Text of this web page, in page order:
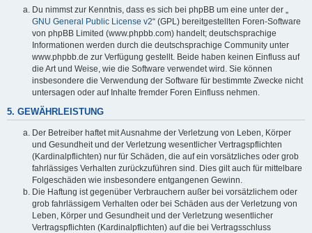
Du nimmst zur Kenntnis, dass es sich bei phpBB um eine unter der „
GNU General Public License v2“ (GPL) bereitgestellten Foren-Software
von phpBB Limited (www.phpbb.com) handelt; deutschsprachige
Informationen werden durch die deutschsprachige Community unter
www.phpbb.de zur Verfügung gestellt. Beide haben keinen Einfluss auf
die Art und Weise, wie die Software verwendet wird. Sie können
insbesondere die Verwendung der Software für bestimmte Zwecke nicht
untersagen oder auf Inhalte fremder Foren Einfluss nehmen.
5. GEWÄHRLEISTUNG
Der Betreiber haftet mit Ausnahme der Verletzung von Leben, Körper
und Gesundheit und der Verletzung wesentlicher Vertragspflichten
(Kardinalpflichten) nur für Schäden, die auf ein vorsätzliches oder grob
fahrlässiges Verhalten zurückzuführen sind. Dies gilt auch für mittelbare
Folgeschäden wie insbesondere entgangenen Gewinn.
Die Haftung ist gegenüber Verbrauchern außer bei vorsätzlichem oder
grob fahrlässigem Verhalten oder bei Schäden aus der Verletzung von
Leben, Körper und Gesundheit und der Verletzung wesentlicher
Vertragspflichten (Kardinalpflichten) auf die bei Vertragsschluss